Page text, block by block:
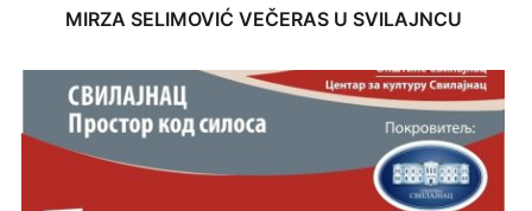
MIRZA SELIMOVIĆ VEČERAS U SVILAJNCU